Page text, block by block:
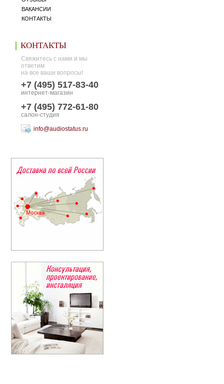
ВАКАНСИИ
КОНТАКТЫ
КОНТАКТЫ
Свяжитесь с нами и мы
ответим
на все ваши вопросы!
+7 (495) 517-83-40
интернет-магазин
+7 (495) 772-61-80
салон-студия
info@audiostatus.ru